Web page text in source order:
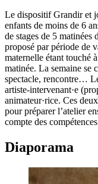
Le dispositif Grandir et
enfants de moins de 6
de stages de 5 matinées
proposé par période de
maternelle étant touché
matinée. La semaine se
spectacle, rencontre…
artiste-intervenant·e
animateur·rice. Ces
pour préparer l’atelier
compte des
Diaporama